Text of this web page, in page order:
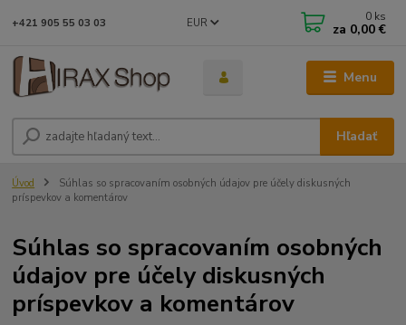
Menu
EUR
Hľadať
+421 905 55 03 03 0 ks
za 0,00 €
Úvod
Súhlas so spracovaním osobných údajov pre účely diskusných
príspevkov a komentárov
Súhlas so spracovaním osobných
údajov pre účely diskusných
príspevkov a komentárov